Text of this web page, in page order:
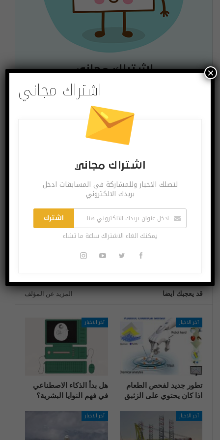
اشتراك مجاني
لتصلك الاخبار وللمشاركة في المسابقات ادخل بريدك
الالكتروني
يمكنك الغاء الاشتراك ساعة ما تشاء
البوست السابق
غوغل تضيف ميزة
جديدة لتحرير الصور
البوست القادم
ابتكار “بشرة
إلكترونية” تتبع
قد يعجبك ايضا المزيد عن المؤلف
آخر الاخبار
تطور جديد لفحص الطعام
اذا كان يحتوي على الزئبق
آخر الاخبار
هل بدأ الذكاء الاصطناعي
في فهم النوايا البشرية؟
آخر الاخبار آخر الاخبار
اشتراك مجاني
اشتراك مجاني
لتصلك الاخبار وللمشاركة في المسابقات ادخل
بريدك الالكتروني
اشترك
يمكنك الغاء الاشتراك ساعة ما تشاء
×